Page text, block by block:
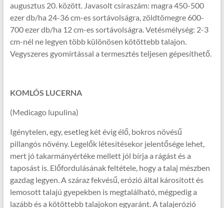
augusztus 20. között. Javasolt csíraszám: magra 450-500
ezer db/ha 24-36 cm-es sortávolságra, zöldtömegre 600-
700 ezer db/ha 12 cm-es sortávolságra. Vetésmélység: 2-3
cm-nél ne legyen több különösen kötöttebb talajon.
Vegyszeres gyomirtással a termesztés teljesen gépesíthető.
KOMLÓS LUCERNA
(Medicago lupulina)
Igénytelen, egy, esetleg két évig élő, bokros növésű
pillangós növény. Legelők létesítésekor jelentősége lehet,
mert jó takarmányértéke mellett jól bírja a rágást és a
taposást is. Előfordulásának feltétele, hogy a talaj mészben
gazdag legyen. A száraz fekvésű, erózió által károsított és
lemosott talajú gyepekben is megtalálható, mégpedig a
lazább és a kötöttebb talajokon egyaránt. A talajerózió